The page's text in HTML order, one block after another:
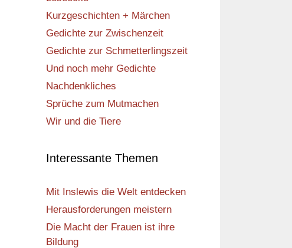
Kurzgeschichten + Märchen
Gedichte zur Zwischenzeit
Gedichte zur Schmetterlingszeit
Und noch mehr Gedichte
Nachdenkliches
Sprüche zum Mutmachen
Wir und die Tiere
Interessante Themen
Mit Inslewis die Welt entdecken
Herausforderungen meistern
Die Macht der Frauen ist ihre
Bildung